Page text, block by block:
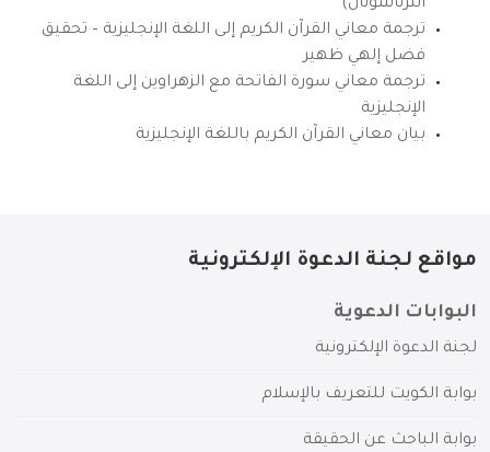
انترناشونال)
ترجمة معاني القرآن الكريم إلى اللغة الإنجليزية – تحقيق
فضل إلهي ظهير
ترجمة معاني سورة الفاتحة مع الزهراوين إلى اللغة
الإنجليزية
بيان معاني القرآن الكريم باللغة الإنجليزية
مواقع لجنة الدعوة الإلكترونية
البوابات الدعوية
لجنة الدعوة الإلكترونية
بوابة الكويت للتعريف بالإسلام
بوابة الباحث عن الحقيقة